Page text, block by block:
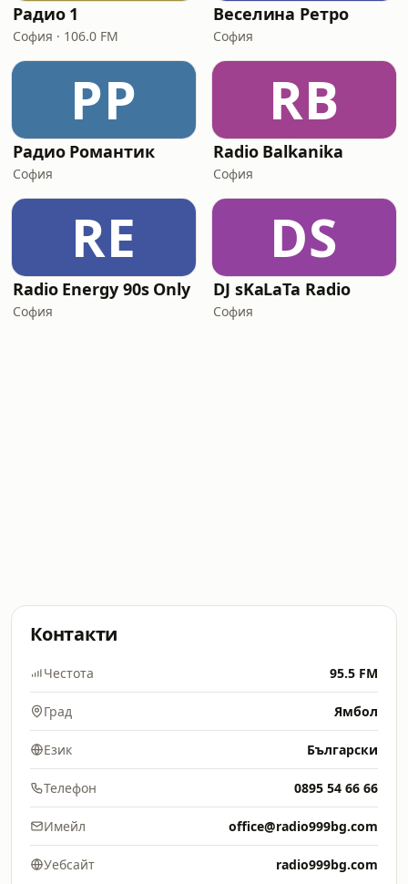
Радио 1
София · 106.0 FM
Веселина Ретро
София
РР
Радио Романтик
София
RB
Radio Balkanika
София
RE
Radio Energy 90s Only
София
DS
DJ sKaLaTa Radio
София
Контакти
Честота 95.5 FM
Град Ямбол
Език Български
Телефон 0895 54 66 66
Имейл office@radio999bg.com
Уебсайт radio999bg.com